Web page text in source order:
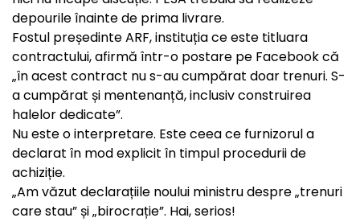
depourile înainte de prima livrare.
Fostul președinte ARF, instituția ce este titluara
contractului, afirmă într-o postare pe Facebook că
„în acest contract nu s-au cumpărat doar trenuri. S-
a cumpărat și mentenanță, inclusiv construirea
halelor dedicate”.
Nu este o interpretare. Este ceea ce furnizorul a
declarat în mod explicit în timpul procedurii de
achiziție.
„Am văzut declarațiile noului ministru despre „trenuri
care stau” și „birocrație”. Hai, serios!